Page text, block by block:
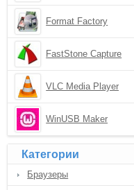
Format Factory
FastStone Capture
VLC Media Player
WinUSB Maker
Категории
Браузеры